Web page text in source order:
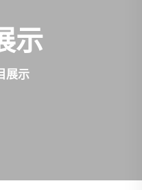
示
展示